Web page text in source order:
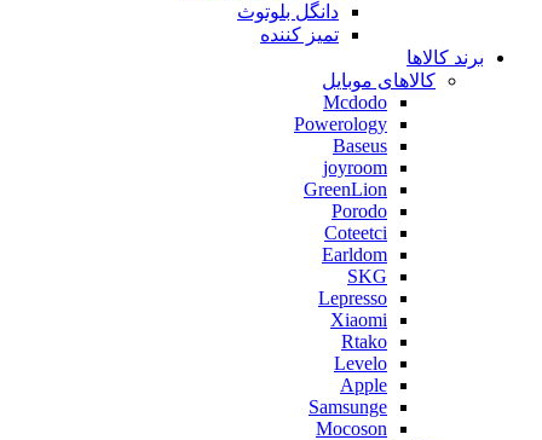
دانگل بلوتوث
تمیز کننده
برند کالاها
کالاهای موبایل
Mcdodo
Powerology
Baseus
joyroom
GreenLion
Porodo
Coteetci
Earldom
SKG
Lepresso
Xiaomi
Rtako
Levelo
Apple
Samsunge
Mocoson